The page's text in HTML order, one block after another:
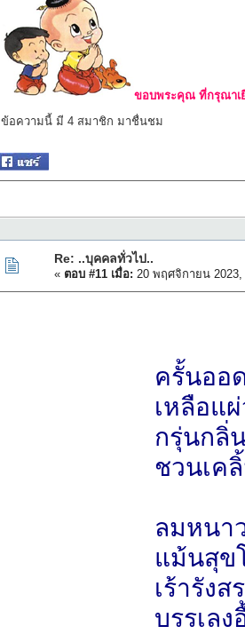
ขอบพระคุณ ที่กรุณาเ
ข้อความนี้ มี 4 สมาชิก มาชื่นชม
Re: ..บุคคลทั่วไป..
« ตอบ #11 เมื่อ: 20 พฤศจิกายน 2023,
ครั้นออ
เหลือแ
กรุ่นกลิ่
ชวนเค
ลมหนา
แม้นสุข
เร้ารังส
บรรเล